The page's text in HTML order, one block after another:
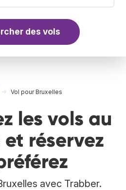
des vols
Vol pour Bruxelles
les vols au
et réservez
avec Trabber.